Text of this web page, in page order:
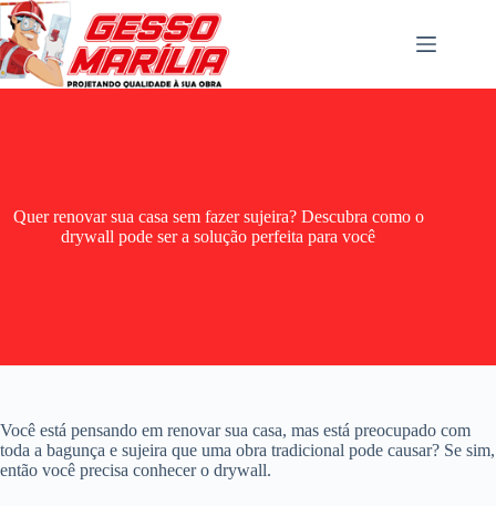
Pular
para
o
conteúdo
Quer renovar sua casa sem fazer sujeira? Descubra como o
drywall pode ser a solução perfeita para você
Você está pensando em renovar sua casa, mas está preocupado com
toda a bagunça e sujeira que uma obra tradicional pode causar? Se sim,
então você precisa conhecer o drywall.